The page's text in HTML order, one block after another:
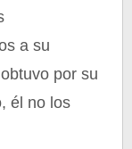
a su
por su
él no los